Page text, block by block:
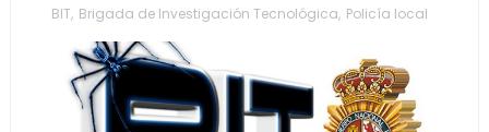
BIT, Brigada de Investigación Tecnológica, Policía local